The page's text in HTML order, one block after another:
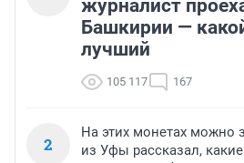
журналист
Башкирии —
лучший
105 117 167
2
На этих монетах можно
из Уфы рассказал,